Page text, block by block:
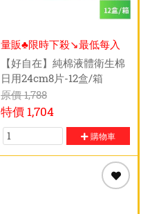
量販♣限時下殺↘️最低每入
$135元
【好自在】純棉液體衛生棉
日用24cm8片-12盒/箱
原價1,788
特價 1,704
購物車